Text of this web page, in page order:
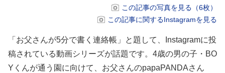
この記事の写真を見る（6枚）
この記事に関するInstagramを見る
「お父さんが5分で書く連絡帳」と題して、Instagramに投
稿されている動画シリーズが話題です。4歳の男の子・BO
Yくんが通う園に向けて、お父さんのpapaPANDAさん